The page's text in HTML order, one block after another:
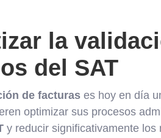
la
del SAT
de facturases hoy en día
optimizar sus procesos
y reducir significativamente los